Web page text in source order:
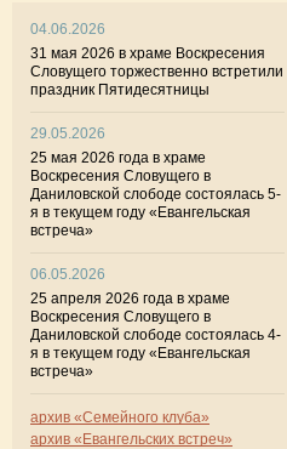
04.06.2026
31 мая 2026 в храме Воскресения
Словущего торжественно встретили
праздник Пятидесятницы
29.05.2026
25 мая 2026 года в храме
Воскресения Словущего в
Даниловской слободе состоялась 5-
я в текущем году «Евангельская
встреча»
06.05.2026
25 апреля 2026 года в храме
Воскресения Словущего в
Даниловской слободе состоялась 4-
я в текущем году «Евангельская
встреча»
архив «Семейного клуба»
архив «Евангельских встреч»